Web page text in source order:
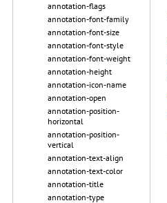
annotation-flags
annotation-font-family
annotation-font-size
annotation-font-style
annotation-font-weight
annotation-height
annotation-icon-name
annotation-open
annotation-position-
horizontal
annotation-position-
vertical
annotation-text-align
annotation-text-color
annotation-title
annotation-type